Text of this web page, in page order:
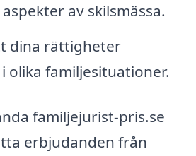
av skilsmässa.
dina rättigheter
olika familjesituationer.
familjejurist-pris.se
erbjudanden från